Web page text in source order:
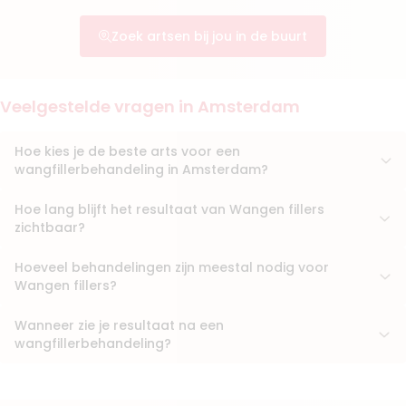
Bekijk artsprofiel
6. Dr. Mustafa Mahli
BIG-nummer:19922175401
Functie
Medisch specialist
Aantal jaar ervaring 5 jaar
Faceland Amsterdam Schiphol
DM Aesthetics
Boek consult
(30
Zoek artsen bij jou in de buurt
Veelgestelde vragen in Amsterdam
Hoe kies je de beste arts voor een
wangfillerbehandeling in Amsterdam?
Hoe lang blijft het resultaat van Wangen fillers
zichtbaar?
Hoeveel behandelingen zijn meestal nodig voor
Wangen fillers?
Wanneer zie je resultaat na een
wangfillerbehandeling?